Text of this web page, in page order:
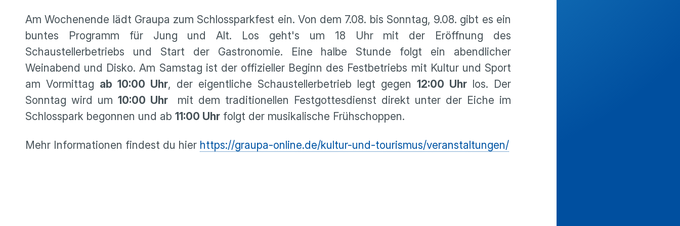
Am Wochenende lädt Graupa zum Schlossparkfest ein. Von dem 7.08. bis Sonntag, 9.08. gibt es ein
buntes Programm für Jung und Alt. Los geht's um 18 Uhr mit der Eröffnung des
Schaustellerbetriebs und Start der Gastronomie. Eine halbe Stunde folgt ein abendlicher
Weinabend und Disko. Am Samstag ist der offizieller Beginn des Festbetriebs mit Kultur und Sport
am Vormittag ab 10:00 Uhr, der eigentliche Schaustellerbetrieb legt gegen 12:00 Uhr los. Der
Sonntag wird um 10:00 Uhr
mit dem traditionellen Festgottesdienst direkt unter der Eiche im
Schlosspark begonnen und ab 11:00 Uhr folgt der musikalische Frühschoppen.
Mehr Informationen findest du hier https://graupa-online.de/kultur-und-tourismus/veranstaltungen/